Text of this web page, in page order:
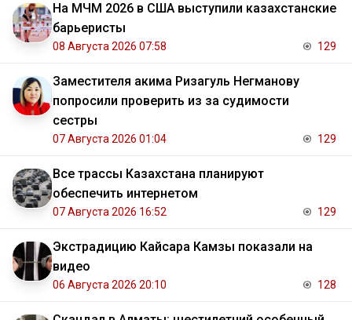
На МЧМ 2026 в США выступили казахстанские
барьеристы
08 Августа 2026 07:58 129
Заместителя акима Ризагуль Негманову
попросили проверить из за судимости
сестры
07 Августа 2026 01:04 129
Все трассы Казахстана планируют
обеспечить интернетом
07 Августа 2026 16:52 129
Экстрадицию Кайсара Камзы показали на
видео
06 Августа 2026 20:10 128